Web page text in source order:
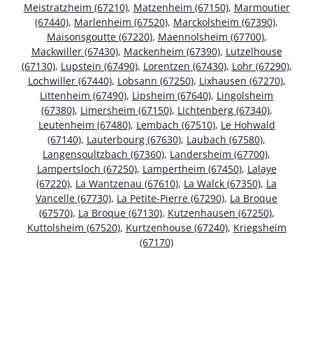
Meistratzheim (67210), Matzenheim (67150), Marmoutier
(67440), Marlenheim (67520), Marckolsheim (67390),
Maisonsgoutte (67220), Maennolsheim (67700),
Mackwiller (67430), Mackenheim (67390), Lutzelhouse
(67130), Lupstein (67490), Lorentzen (67430), Lohr (67290),
Lochwiller (67440), Lobsann (67250), Lixhausen (67270),
Littenheim (67490), Lipsheim (67640), Lingolsheim
(67380), Limersheim (67150), Lichtenberg (67340),
Leutenheim (67480), Lembach (67510), Le Hohwald
(67140), Lauterbourg (67630), Laubach (67580),
Langensoultzbach (67360), Landersheim (67700),
Lampertsloch (67250), Lampertheim (67450), Lalaye
(67220), La Wantzenau (67610), La Walck (67350), La
Vancelle (67730), La Petite-Pierre (67290), La Broque
(67570), La Broque (67130), Kutzenhausen (67250),
Kuttolsheim (67520), Kurtzenhouse (67240), Kriegsheim
(67170)